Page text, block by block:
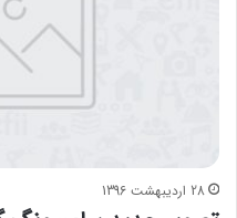
28 اردیبهشت 1396